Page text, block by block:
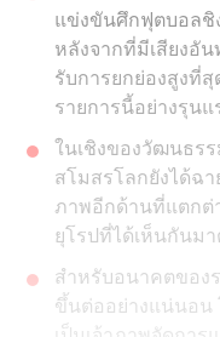
แข่งขันศึกฟุตบอลชิ
หลังจากที่มีเสียงอั
รับการยกย่องสูงที่
รายการนี้อย่างรุนแ
ในเชิงของวัฒนธร
สโมสรโลกยังได้ฉ
ภาพอีกด้านที่แตกต่
ยุโรปที่ได้เห็นกันม
สำหรับอนาคตของ
ขึ้นต่ออย่างแน่นอน